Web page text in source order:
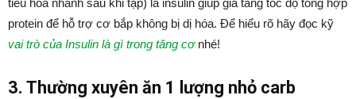
tiêu hóa nhanh sau khi tập) là insulin giúp gia tăng tốc độ tổng hợp
protein để hỗ trợ cơ bắp không bị dị hóa. Để hiểu rõ hãy đọc kỹ
vai trò của Insulin là gì trong tăng cơnhé!
3. Thường xuyên ăn 1 lượng nhỏ carb